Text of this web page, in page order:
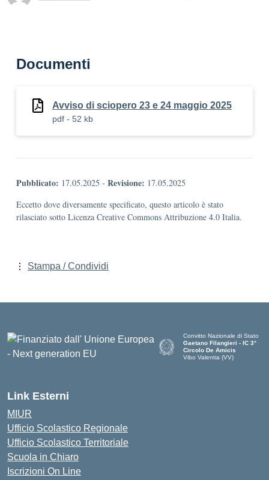
Documenti
Avviso di sciopero 23 e 24 maggio 2025
pdf - 52 kb
Pubblicato: 17.05.2025 - Revisione: 17.05.2025
Eccetto dove diversamente specificato, questo articolo è stato
rilasciato sotto Licenza Creative Commons Attribuzione 4.0 Italia.
Stampa / Condividi
Convitto Nazionale di Stato
Gaetano Filangieri - IC 3°
Circolo De Amicis
Vibo Valentia (VV)
Link Esterni
MIUR
Ufficio Scolastico Regionale
Ufficio Scolastico Territoriale
Scuola in Chiaro
Iscrizioni On Line